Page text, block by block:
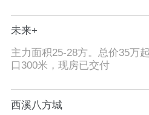
未来+
主力面积25-28方。总价35万
口300米，现房已交付
西溪八方城